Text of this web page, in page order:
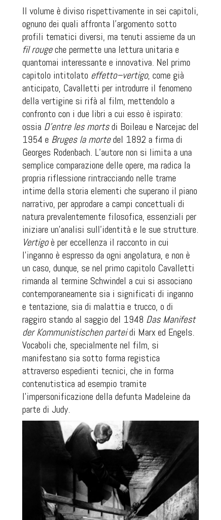
Il volume è diviso rispettivamente in sei capitoli,
ognuno dei quali affronta l’argomento sotto
profili tematici diversi, ma tenuti assieme da un
fil rougeche permette una lettura unitaria e
quantomai interessante e innovativa. Nel primo
capitolo intitolato effetto–vertigo, come già
anticipato, Cavalletti per introdurre il fenomeno
della vertigine si rifà al film, mettendolo a
confronto con i due libri a cui esso è ispirato:
ossia D’entre les mortsdi Boileau e Narcejac del
1954 e Bruges la mortedel 1892 a firma di
Georges Rodenbach. L’autore non si limita a una
semplice comparazione delle opere, ma radica la
propria riflessione rintracciando nelle trame
intime della storia elementi che superano il piano
narrativo, per approdare a campi concettuali di
natura prevalentemente filosofica, essenziali per
iniziare un’analisi sull’identità e le sue strutture.
Vertigoè per eccellenza il racconto in cui
l’inganno è espresso da ogni angolatura, e non è
un caso, dunque, se nel primo capitolo Cavalletti
rimanda al termine Schwindel a cui si associano
contemporaneamente sia i significati di inganno
e tentazione, sia di malattia e trucco, o di
raggiro stando al saggio del 1948 Das Manifest
der Kommunistischen parteidi Marx ed Engels.
Vocaboli che, specialmente nel film, si
manifestano sia sotto forma registica
attraverso espedienti tecnici, che in forma
contenutistica ad esempio tramite
l’impersonificazione della defunta Madeleine da
parte di Judy.